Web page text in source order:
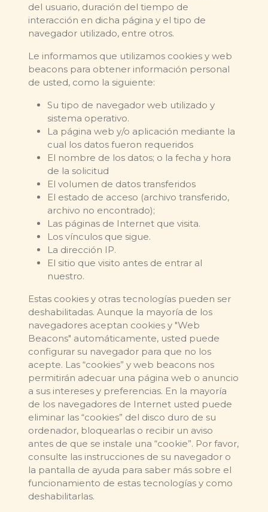
del usuario, duración del tiempo de
interacción en dicha página y el tipo de
navegador utilizado, entre otros.
Le informamos que utilizamos cookies y web
beacons para obtener información personal
de usted, como la siguiente:
Su tipo de navegador web utilizado y
sistema operativo.
La página web y/o aplicación mediante la
cual los datos fueron requeridos
El nombre de los datos; o la fecha y hora
de la solicitud
El volumen de datos transferidos
El estado de acceso (archivo transferido,
archivo no encontrado);
Las páginas de Internet que visita.
Los vínculos que sigue.
La dirección IP.
El sitio que visito antes de entrar al
nuestro.
Estas cookies y otras tecnologías pueden ser
deshabilitadas. Aunque la mayoría de los
navegadores aceptan cookies y "Web
Beacons" automáticamente, usted puede
configurar su navegador para que no los
acepte. Las “cookies” y web beacons nos
permitirán adecuar una página web o anuncio
a sus intereses y preferencias. En la mayoría
de los navegadores de Internet usted puede
eliminar las “cookies” del disco duro de su
ordenador, bloquearlas o recibir un aviso
antes de que se instale una “cookie”. Por favor,
consulte las instrucciones de su navegador o
la pantalla de ayuda para saber más sobre el
funcionamiento de estas tecnologías y como
deshabilitarlas.